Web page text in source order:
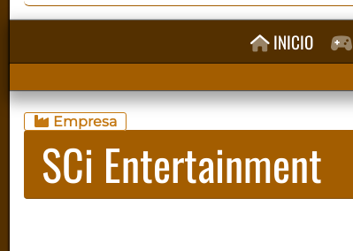
INICIO
Empresa
SCi Entertainment